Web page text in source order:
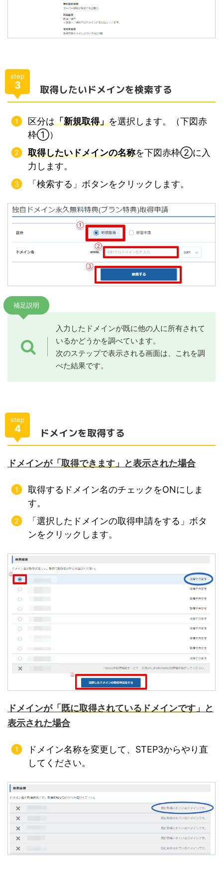
step
3 取得したいドメインを検索する
区分は「新規取得」を選択します。（下図赤
枠①）
取得したいドメインの名称を下図赤枠②に入
力します。
「検索する」ボタンをクリックします。
補足説明
入力したドメインが既に他の人に所有されて
いるかどうかを調べています。
次のステップで表示される画面は、これを調
べた結果です。
step
4 ドメインを取得する
ドメインが「取得できます 」と表示された場合
取得するドメイン名のチェックをONにしま
す。
「選択したドメインの取得申請をする」ボタ
ンをクリックします。
ドメインが「既に取得されているドメインです 」と
表示された場合
ドメイン名称を変更して、STEP3からやり直
してください。